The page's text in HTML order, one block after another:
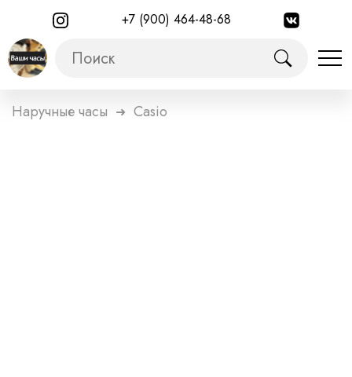
+7 (900) 464-48-68
Наручные часы ➜ Casio